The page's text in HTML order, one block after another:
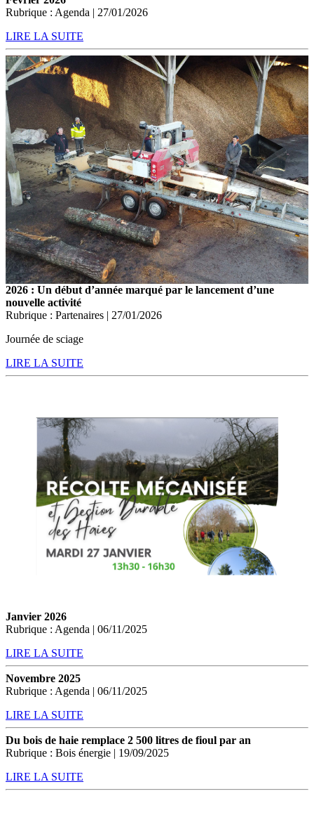
Rubrique : Agenda | 27/01/2026
LIRE LA SUITE
2026 : Un début d’année marqué par le lancement d’une
nouvelle activité
Rubrique : Partenaires | 27/01/2026
Journée de sciage
LIRE LA SUITE
Janvier 2026
Rubrique : Agenda | 06/11/2025
LIRE LA SUITE
Novembre 2025
Rubrique : Agenda | 06/11/2025
LIRE LA SUITE
Du bois de haie remplace 2 500 litres de fioul par an
Rubrique : Bois énergie | 19/09/2025
LIRE LA SUITE